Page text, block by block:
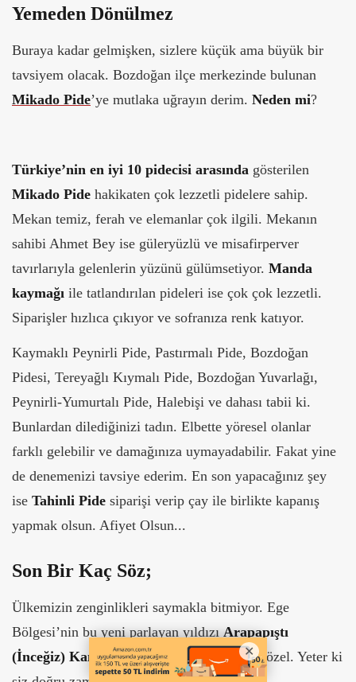
Yemeden Dönülmez
Buraya kadar gelmişken, sizlere küçük ama büyük bir
tavsiyem olacak. Bozdoğan ilçe merkezinde bulunan
Mikado Pide’ye mutlaka uğrayın derim. Neden mi?
Türkiye’nin en iyi 10 pidecisi arasında gösterilen
Mikado Pide hakikaten çok lezzetli pidelere sahip.
Mekan temiz, ferah ve elemanlar çok ilgili. Mekanın
sahibi Ahmet Bey ise güleryüzlü ve misafirperver
tavırlarıyla gelenlerin yüzünü gülümsetiyor. Manda
kaymağı ile tatlandırılan pideleri ise çok çok lezzetli.
Siparişler hızlıca çıkıyor ve sofranıza renk katıyor.
Kaymaklı Peynirli Pide, Pastırmalı Pide, Bozdoğan
Pidesi, Tereyağlı Kıymalı Pide, Bozdoğan Yuvarlağı,
Peynirli-Yumurtalı Pide, Halebişi ve dahası tabii ki.
Bunlardan dilediğinizi tadın. Elbette yöresel olanlar
farklı gelebilir ve damağınıza uymayadabilir. Fakat yine
de denemenizi tavsiye ederim. En son yapacağınız şey
ise Tahinli Pide siparişi verip çay ile birlikte kapanış
yapmak olsun. Afiyet Olsun...
Son Bir Kaç Söz;
Ülkemizin zenginlikleri saymakla bitmiyor. Ege
Bölgesi’nin bu yeni parlayan yıldızıArapapıştı
(İnceğiz) Kanyonuhakikaten çok güzel ve özel. Yeter ki